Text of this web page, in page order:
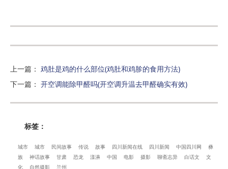
上一篇 ： 鸡肚是鸡的什么部位(鸡肚和鸡胗的食用方法)
下一篇 ： 开空调能除甲醛吗(开空调升温去甲醛确实有效)
标签：
城市 城市 民间故事 传说 故事 四川新闻在线 四川新闻 中国四川网
彝
族
神话故事 甘肃 恐龙 漾濞 中国 电影 摄影 聊斋志异 白话文
文
化
自然摄影 兰州